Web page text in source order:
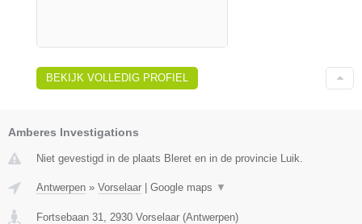
BEKIJK VOLLEDIG PROFIEL
Amberes Investigations
Niet gevestigd in de plaats Bleret en in de provincie Luik.
Antwerpen » Vorselaar Google maps ▼
Fortsebaan 31 2930 Vorselaar (Antwerpen)